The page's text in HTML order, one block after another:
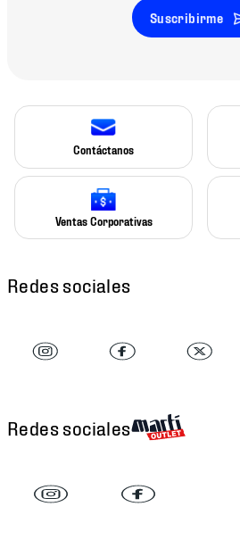
Suscribirme
Contáctanos
Ventas Corporativas
Redes sociales
Redes sociales